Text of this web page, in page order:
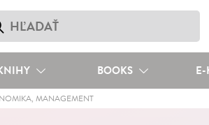
BOOKS
MANAGEMENT